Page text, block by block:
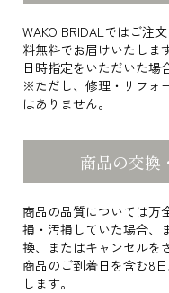
WAKO BRIDALではご注
料無料でお届けいたしま
日時指定をいただいた場
※ただし、修理・リフォ
はありません。
商品の交換
商品の品質については万
損・汚損していた場合、
換、またはキャンセルを
商品のご到着日を含む8
します。